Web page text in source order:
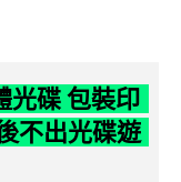
光碟 包裝印
不出光碟遊